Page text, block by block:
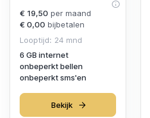
€ 19,50 per maand
€ 0,00 bijbetalen
Looptijd: 24 mnd
6 GB internet
onbeperkt bellen
onbeperkt sms'en
Bekijk